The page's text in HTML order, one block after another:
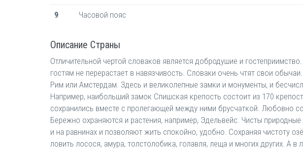
9 Часовой пояс
Описание Страны
Отличительной чертой словаков является добродушие и
гостям не перерастает в навязчивость. Словаки очень чтят свои
Рим или Амстердам. Здесь и великолепные замки и монументы, и
Например, наибольший замок Спишская крепость состоит из 170
сохранились вместе с пролегающей между ними брусчаткой. Любовно
Бережно охраняются и растения, например, Эдельвейс. Чисты
и на равнинах и позволяют жить спокойно, удобно. Сохраняя чистоту
ловить лосося, амура, толстолобика, голавля, леща и многих других. А